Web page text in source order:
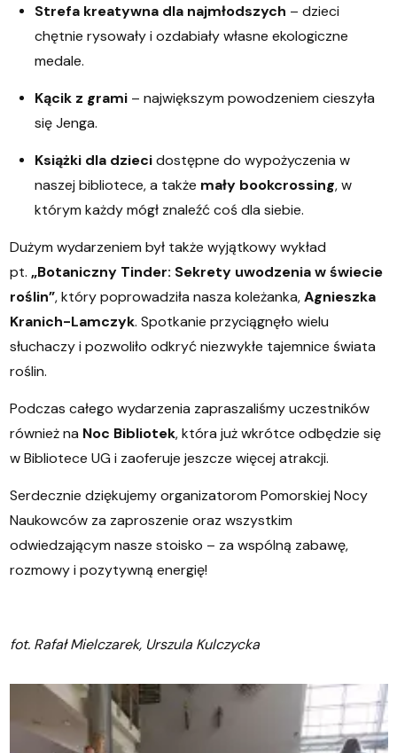
Strefa kreatywna dla najmłodszych – dzieci
chętnie rysowały i ozdabiały własne ekologiczne
medale.
Kącik z grami– największym powodzeniem cieszyła
się Jenga.
Książki dla dziecidostępne do wypożyczenia w
naszej bibliotece, a także mały bookcrossing, w
którym każdy mógł znaleźć coś dla siebie.
Dużym wydarzeniem był także wyjątkowy wykład
pt. „Botaniczny Tinder: Sekrety uwodzenia w świecie
roślin”, który poprowadziła nasza koleżanka,Agnieszka
Kranich-Lamczyk. Spotkanie przyciągnęło wielu
słuchaczy i pozwoliło odkryć niezwykłe tajemnice świata
roślin.
Podczas całego wydarzenia zapraszaliśmy uczestników
również na Noc Bibliotek, która już wkrótce odbędzie się
w Bibliotece UG i zaoferuje jeszcze więcej atrakcji.
Serdecznie dziękujemy organizatorom Pomorskiej Nocy
Naukowców za zaproszenie oraz wszystkim
odwiedzającym nasze stoisko – za wspólną zabawę,
rozmowy i pozytywną energię!
fot. Rafał Mielczarek, Urszula Kulczycka